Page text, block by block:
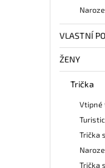
VLASTNÍ
ŽENY
Trička
Vtipné
Trička
Trička